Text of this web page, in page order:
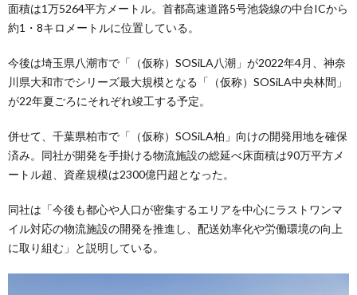
面積は1万5264平方メートル。首都高速道路5号池袋線の中台ICから
約1・8キロメートルに位置している。
今後は埼玉県八潮市で「（仮称）SOSiLA八潮」が2022年4月、神奈
川県大和市でシリーズ最大規模となる「（仮称）SOSiLA中央林間」
が22年夏ごろにそれぞれ竣工する予定。
併せて、千葉県柏市で「（仮称）SOSiLA柏」向けの開発用地を確保
済み。同社が開発を手掛ける物流施設の総延べ床面積は90万平方メ
ートル超、資産規模は2300億円超となった。
同社は「今後も都心や人口が密集するエリアを中心にラストワンマ
イル対応の物流施設の開発を推進し、配送効率化や労働環境の向上
に取り組む」と説明している。